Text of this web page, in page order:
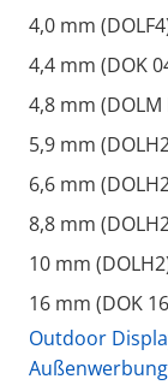
4,0 mm
4,4 mm (DOK
4,8 mm (DOLM
5,9 mm
6,6 mm
8,8 mm
10 mm
16 mm (DOK
Outdoor
Außenwerbung